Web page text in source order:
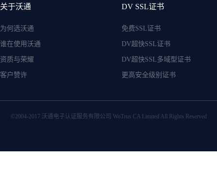
关于沃通
为何选沃通
谁在使用沃通
资质与荣耀
客户赞许
DV SSL证书
免费SSL证书
DV超快SSL证书
DV超快SSL多域型证书
更高安全级别证书
©2004-2017 沃通电子认证服务有限公司 WoTrus CA Limited All Rights Reserved